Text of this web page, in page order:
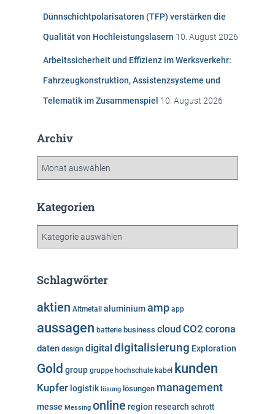
Dünnschichtpolarisatoren (TFP) verstärken die
Qualität von Hochleistungslasern 10. August 2026
Arbeitssicherheit und Effizienz im Werksverkehr:
Fahrzeugkonstruktion, Assistenzsysteme und
Telematik im Zusammenspiel 10. August 2026
Archiv
h
Kategorien
g
r
i
n
Schlagwörter
aktien Altmetall aluminiumamp app
aussagen batterie business cloud CO2 corona
daten design digital digitalisierung Exploration
Gold group gruppe hochschule kabel kunden
Kupfer logistik lösung lösungen management
messe Messing online region research schrott